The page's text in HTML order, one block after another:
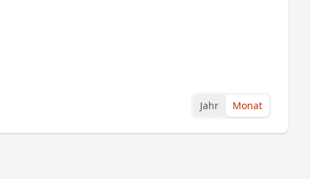
Jahr Monat